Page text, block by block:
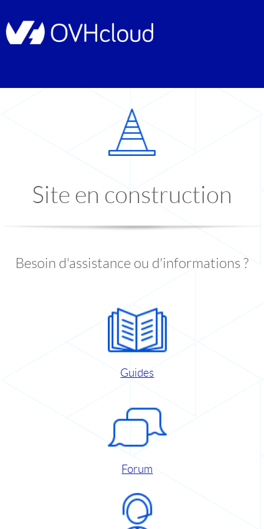
Site en construction
Besoin d'assistance ou d'informations ?
Guides
Forum